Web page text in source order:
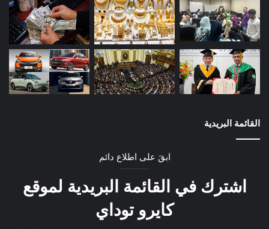
القائمة البريدية
ابقَ على اطلاع دائم
اشترك في القائمة البريدية لموقع
كايرو توداي